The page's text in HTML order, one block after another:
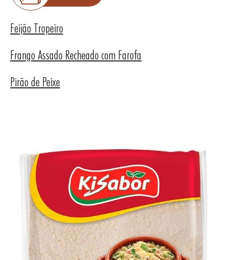
Feijão Tropeiro
Frango Assado Recheado com Farofa
Pirão de Peixe